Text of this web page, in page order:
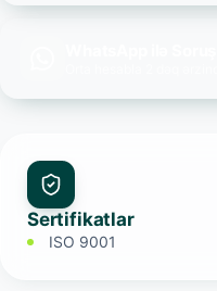
Sertifikatlar
ISO 9001